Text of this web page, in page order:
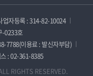
업자등록 : 314-82-10024
-0233호
7788(이용료 : 발신자부담)
: 02-361-8385
RIGHTS RESERVED.